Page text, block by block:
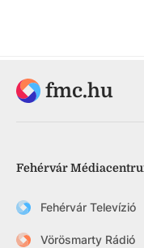
fmc.hu
Fehérvár
Fehérvár Televízió
Vörösmarty Rádió